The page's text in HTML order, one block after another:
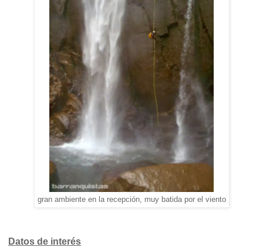
gran ambiente en la recepción, muy batida por el viento
Datos de interés